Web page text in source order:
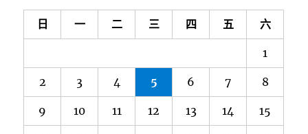
日 一 二 三 四 五 六
1
2 3 4 5 6 7 8
9 10 11 12 13 14 15